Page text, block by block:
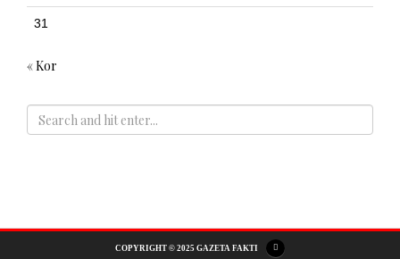
31
« Kor
COPYRIGHT © 2025 GAZETA FAKTI